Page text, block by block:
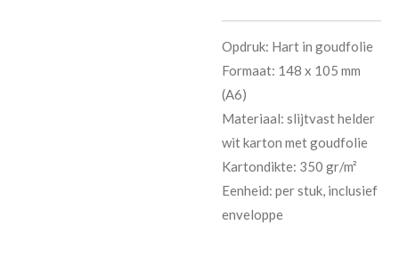
Opdruk: Hart in goudfolie
Formaat: 148 x 105 mm
(A6)
Materiaal: slijtvast helder
wit karton met goudfolie
Kartondikte: 350 gr/m²
Eenheid: per stuk, inclusief
enveloppe